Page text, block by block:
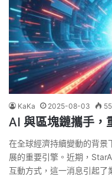
KaKa 2025-08-03
AI 與區塊鏈攜手，
在全球經濟持續變動的背景
展的重要引擎。近期，
互動方式，這一消息引起